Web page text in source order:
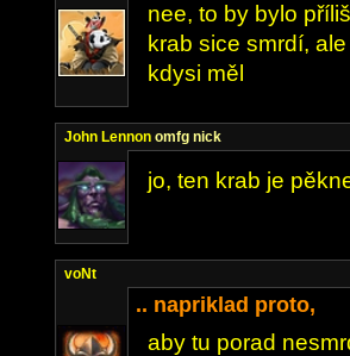
nee, to by bylo
krab sice smrdí,
kdysi měl
John Lennon omfg nick
jo, ten krab je
voNt
.. napriklad proto,
aby tu porad